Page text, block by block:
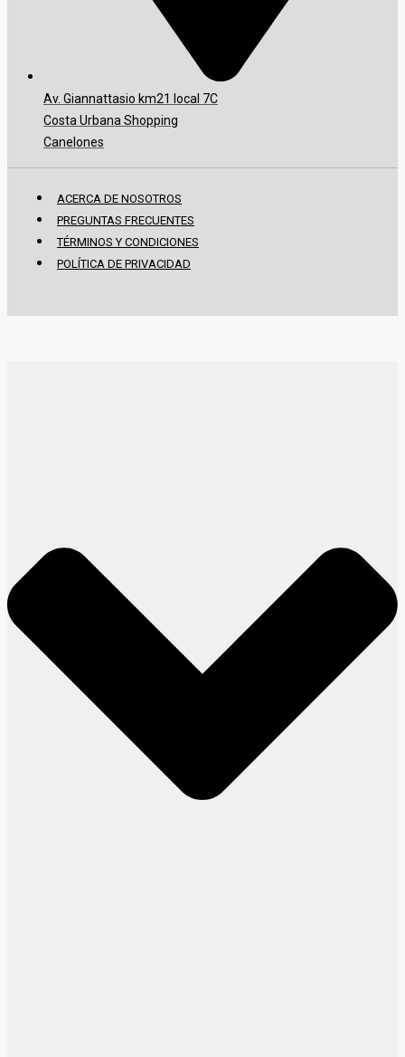
Av. Giannattasio km21 local 7C
Costa Urbana Shopping
Canelones
ACERCA DE NOSOTROS
PREGUNTAS FRECUENTES
TÉRMINOS Y CONDICIONES
POLÍTICA DE PRIVACIDAD